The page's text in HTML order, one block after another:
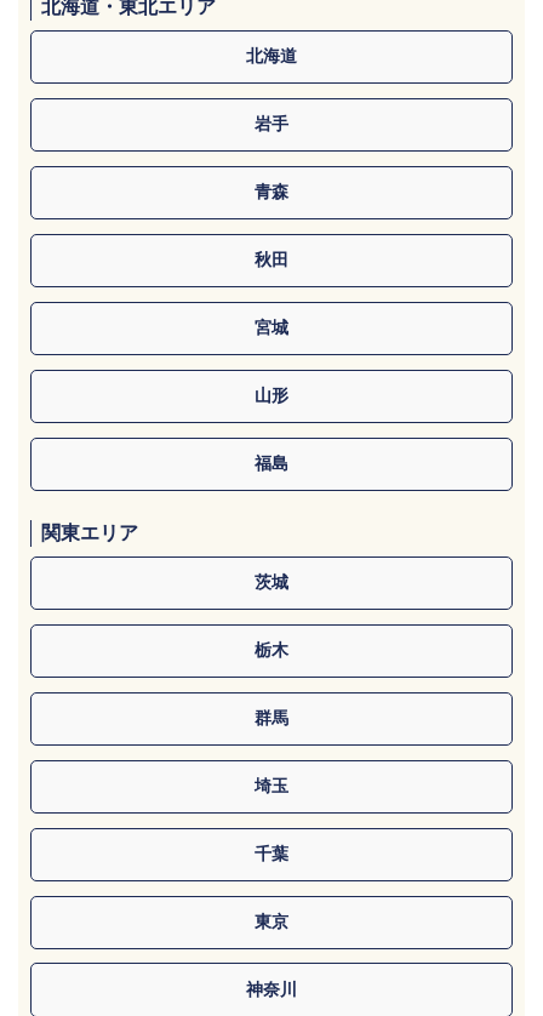
北海道・東北エリア
北海道
岩手
青森
秋田
宮城
山形
福島
関東エリア
茨城
栃木
群馬
埼玉
千葉
東京
神奈川